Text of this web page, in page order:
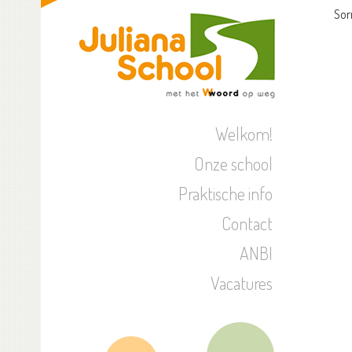
Welkom!
Onze school
Praktische info
Contact
ANBI
Vacatures